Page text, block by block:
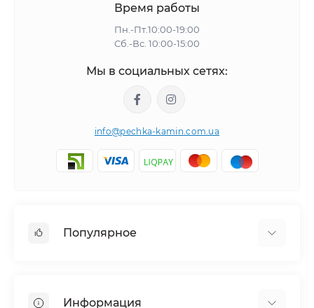
Время работы
Пн.-Пт.10:00-19:00
Сб.-Вс. 10:00-15:00
Мы в социальных сетях:
info@pechka-kamin.com.ua
Популярное
Информация